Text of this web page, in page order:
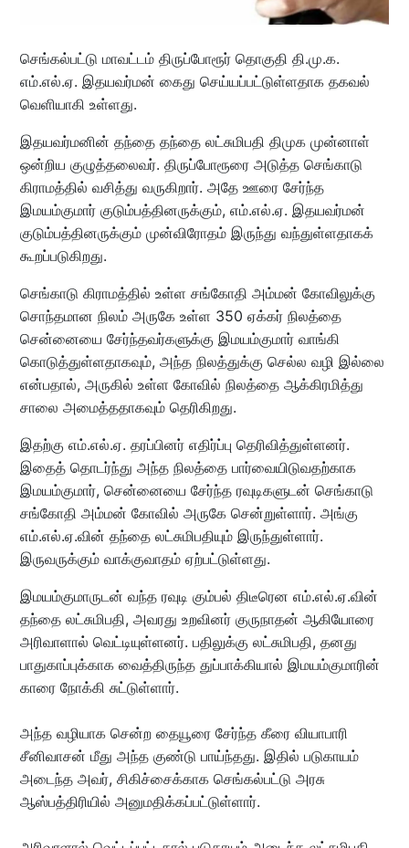
செங்கல்பட்டு மாவட்டம் திருப்போரூர் தொகுதி தி.மு.க.
எம்.எல்.ஏ. இதயவர்மன் கைது செய்யப்பட்டுள்ளதாக தகவல்
வெளியாகி உள்ளது.
இதயவர்மனின் தந்தை தந்தை லட்சுமிபதி திமுக முன்னாள்
ஒன்றிய குழுத்தலைவர். திருப்போரூரை அடுத்த செங்காடு
கிராமத்தில் வசித்து வருகிறார். அதே ஊரை சேர்ந்த
இமயம்குமார் குடும்பத்தினருக்கும், எம்.எல்.ஏ. இதயவர்மன்
குடும்பத்தினருக்கும் முன்விரோதம் இருந்து வந்துள்ளதாகக்
கூறப்படுகிறது.
செங்காடு கிராமத்தில் உள்ள சங்கோதி அம்மன் கோவிலுக்கு
சொந்தமான நிலம் அருகே உள்ள 350 ஏக்கர் நிலத்தை
சென்னையை சேர்ந்தவர்களுக்கு இமயம்குமார் வாங்கி
கொடுத்துள்ளதாகவும், அந்த நிலத்துக்கு செல்ல வழி இல்லை
என்பதால், அருகில் உள்ள கோவில் நிலத்தை ஆக்கிரமித்து
சாலை அமைத்ததாகவும் தெரிகிறது.
இதற்கு எம்.எல்.ஏ. தரப்பினர் எதிர்ப்பு தெரிவித்துள்ளனர்.
இதைத் தொடர்ந்து அந்த நிலத்தை பார்வையிடுவதற்காக
இமயம்குமார், சென்னையை சேர்ந்த ரவுடிகளுடன் செங்காடு
சங்கோதி அம்மன் கோவில் அருகே சென்றுள்ளார். அங்கு
எம்.எல்.ஏ.வின் தந்தை லட்சுமிபதியும் இருந்துள்ளார்.
இருவருக்கும் வாக்குவாதம் ஏற்பட்டுள்ளது.
இமயம்குமாருடன் வந்த ரவுடி கும்பல் திடீரென எம்.எல்.ஏ.வின்
தந்தை லட்சுமிபதி, அவரது உறவினர் குருநாதன் ஆகியோரை
அரிவாளால் வெட்டியுள்ளனர். பதிலுக்கு லட்சுமிபதி, தனது
பாதுகாப்புக்காக வைத்திருந்த துப்பாக்கியால் இமயம்குமாரின்
காரை நோக்கி சுட்டுள்ளார்.
அந்த வழியாக சென்ற தையூரை சேர்ந்த கீரை வியாபாரி
சீனிவாசன் மீது அந்த குண்டு பாய்ந்தது. இதில் படுகாயம்
அடைந்த அவர், சிகிச்சைக்காக செங்கல்பட்டு அரசு
ஆஸ்பத்திரியில் அனுமதிக்கப்பட்டுள்ளார்.